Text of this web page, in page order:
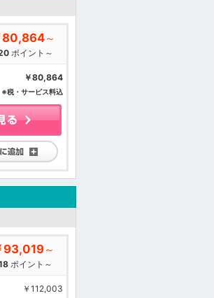
80,864～
ポイント～
￥80,864
※税・サービス料込
93,019～
ポイント～
￥112,003